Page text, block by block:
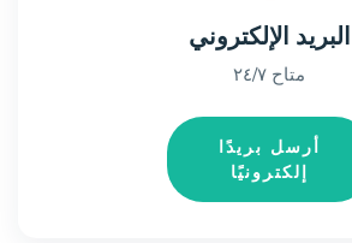
البريد الإلكتروني
متاح ٢٤/٧
أرسل بريدًا
إلكترونيًا